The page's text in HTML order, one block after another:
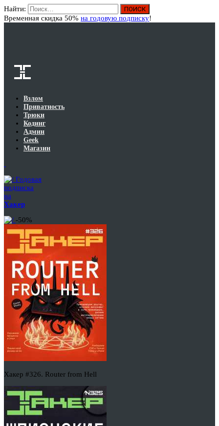
Найти:
Временная скидка 50% на годовую подписку!
Взлом
Приватность
Трюки
Кодинг
Админ
Geek
Магазин
Годовая
подписка
на
Хакер
-50%
Хакер #326. Router from Hell